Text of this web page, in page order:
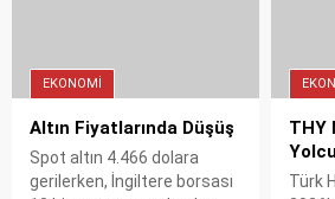
EKONOMI
Altın Fiyatlarında Düşüş
Spot altın 4.466 dolara
gerilerken, İngiltere borsası
THY
Türk